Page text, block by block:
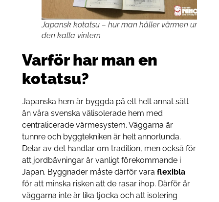
Japansk kotatsu – hur man håller värmen under
den kalla vintern
Varför har man en
kotatsu?
Japanska hem är byggda på ett helt annat sätt
än våra svenska välisolerade hem med
centralicerade värmesystem. Väggarna är
tunnre och byggtekniken är helt annorlunda.
Delar av det handlar om tradition, men också för
att jordbävningar är vanligt förekommande i
Japan. Byggnader måste därför vara flexibla
för att minska risken att de rasar ihop. Därför är
väggarna inte är lika tjocka och att isolering